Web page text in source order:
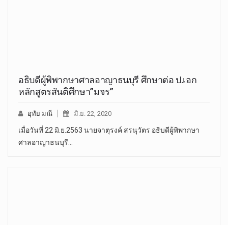
อธิบดีผู้พิพากษาศาลอาญาธนบุรี ศึกษาต่อ ป.เอก
หลักสูตรสันติศึกษา”มจร”
อุทัย มณี มิ.ย. 22, 2020
เมื่อวันที่ 22 มิ.ย.2563 นายจาตุรงค์ สรนุวัตร อธิบดีผู้พิพากษา
ศาลอาญาธนบุรี…